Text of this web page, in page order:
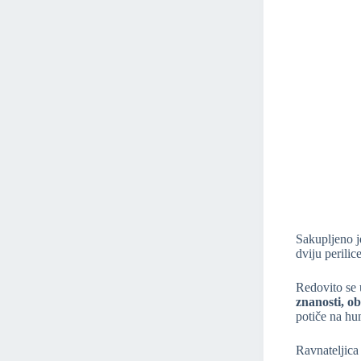
Sakupljeno
dviju
Redovito se
znanosti,
potiče na